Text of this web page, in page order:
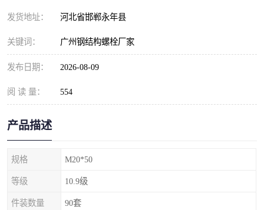
发货地址： 河北省邯郸永年县
关键词： 广州钢结构螺栓厂家
发布日期： 2026-08-09
阅 读 量： 554
产品描述
规格 M20*50
等级 10.9级
件装数量 90套